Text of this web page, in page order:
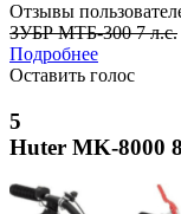
Отзывы
ЗУБР МТБ-300 7 л.с.
Подробнее
Оставить голос
5
Huter MK-8000